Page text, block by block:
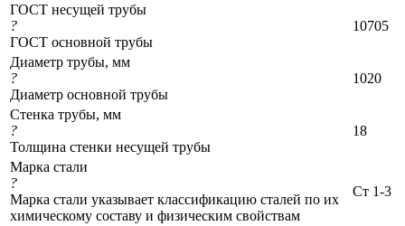
ГОСТ несущей трубы
?
ГОСТ основной трубы
10705
Диаметр трубы, мм
?
Диаметр основной трубы
1020
Стенка трубы, мм
?
Толщина стенки несущей трубы
18
Марка стали
?
Марка стали указывает классификацию сталей по их
химическому составу и физическим свойствам
Ст 1-3